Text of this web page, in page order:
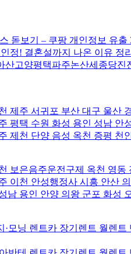
돋보기 – 쿠팡 개인정보 유
정! 결혼설까지 나온 이유 정
산고양평택파주논산세종당
제주 서귀포 부산 대구 울산
평택 수원 화성 용인 성남 안
제천 단양 음성 옥천 증평 천
보은음주운전구제 옥천 영
이천 안성행정사 시흥 안산
남 용인 안양 의왕 군포 화성
·모닝 렌트카 장기렌트 월렌